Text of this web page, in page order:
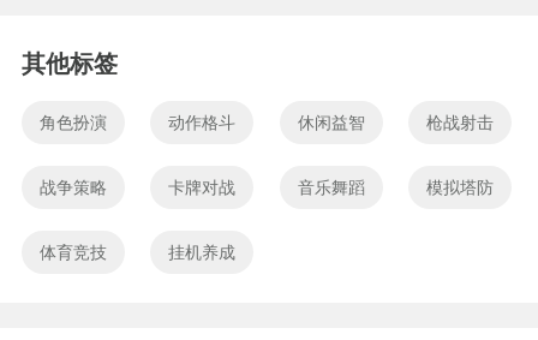
其他标签
角色扮演 动作格斗 休闲益智 枪战射击
战争策略 卡牌对战 音乐舞蹈 模拟塔防
体育竞技 挂机养成